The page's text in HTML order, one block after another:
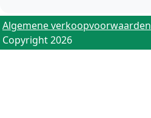
Algemene verkoopvoorwaarden
Copyright 2026